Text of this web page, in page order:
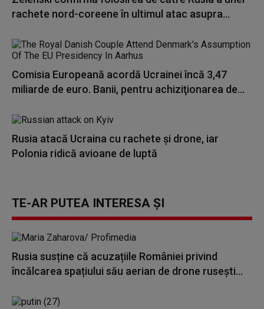
rachete nord-coreene în ultimul atac asupra...
Comisia Europeană acordă Ucrainei încă 3,47
miliarde de euro. Banii, pentru achiziţionarea de...
Rusia atacă Ucraina cu rachete și drone, iar
Polonia ridică avioane de luptă
TE-AR PUTEA INTERESA ȘI
Rusia susține că acuzațiile României privind
încălcarea spațiului său aerian de drone rusești...